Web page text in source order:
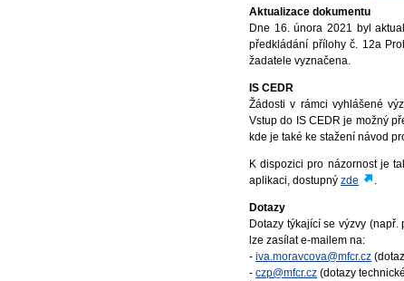
Aktualizace dokumentu
Dne 16. února 2021 byl
předkládání přílohy č. 12a
žadatele vyznačena.
IS CEDR
Žádosti v rámci vyhlášené
Vstup do IS CEDR je možný
kde je také ke stažení návod
K dispozici pro názornost je
aplikaci, dostupnýzde .
Dotazy
Dotazy týkající se výzvy
lze zasílat e-mailem na:
-iva.moravcova@mfcr.cz
-czp@mfcr.cz (dotazy